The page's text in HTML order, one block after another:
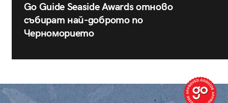
Go Guide Seaside Awards отново
събират най-доброто по
Черноморието